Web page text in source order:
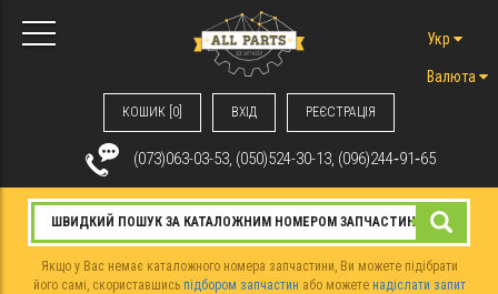
КОШИК [0] ВХIД РЕЄСТРАЦІЯ
Укр
Валюта
(073)063-03-53, (050)524-30-13, (096)244‑91‑65
Якщо у Вас немає каталожного номера запчастини, Ви можете підібрати
його самі, скориставшись підбором запчастин або можете надіслати запит